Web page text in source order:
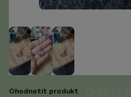
Ohodnotit produkt